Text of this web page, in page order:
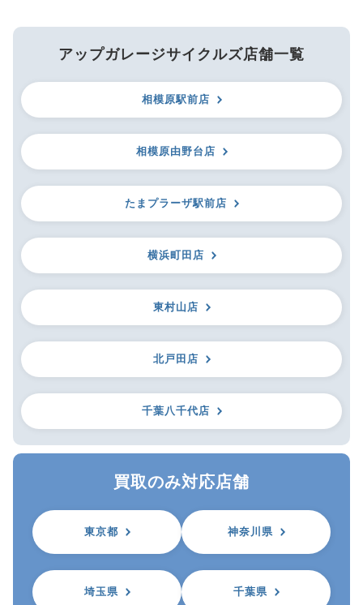
アップガレージサイクルズ店舗一覧
相模原駅前店
相模原由野台店
たまプラーザ駅前店
横浜町田店
東村山店
北戸田店
千葉八千代店
買取のみ対応店舗
東京都 神奈川県
埼玉県 千葉県